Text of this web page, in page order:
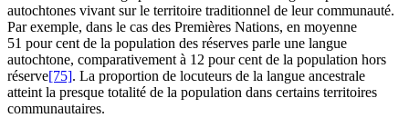
autochtones vivant sur le territoire traditionnel de leur communauté.
Par exemple, dans le cas des Premières Nations, en moyenne
51 pour cent de la population des réserves parle une langue
autochtone, comparativement à 12 pour cent de la population hors
réserve[75]. La proportion de locuteurs de la langue ancestrale
atteint la presque totalité de la population dans certains territoires
communautaires.